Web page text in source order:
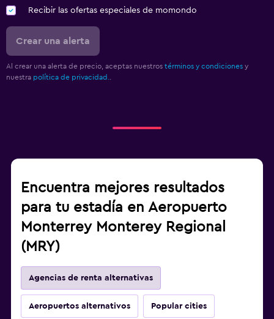
Recibir las ofertas especiales de momondo
Crear una alerta
Al crear una alerta de precio, aceptas nuestros términos y condiciones y
nuestra política de privacidad..
Encuentra mejores resultados
para tu estadía en Aeropuerto
Monterrey Monterey Regional
(MRY)
Agencias de renta alternativas
Aeropuertos alternativos Popular cities